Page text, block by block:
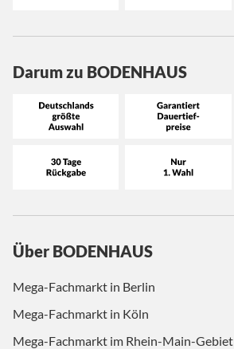
Darum zu BODENHAUS
Über BODENHAUS
Mega-Fachmarkt in Berlin
Mega-Fachmarkt in Köln
Mega-Fachmarkt im Rhein-Main-Gebiet